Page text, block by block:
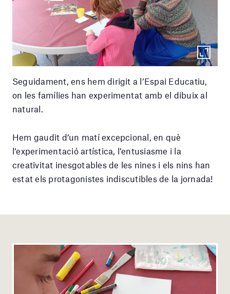
Seguidament, ens hem dirigit a l’Espai Educatiu,
on les famílies han experimentat amb el dibuix al
natural.
Hem gaudit d’un matí excepcional, en què
l’experimentació artística, l’entusiasme i la
creativitat inesgotables de les nines i els nins han
estat els protagonistes indiscutibles de la jornada!